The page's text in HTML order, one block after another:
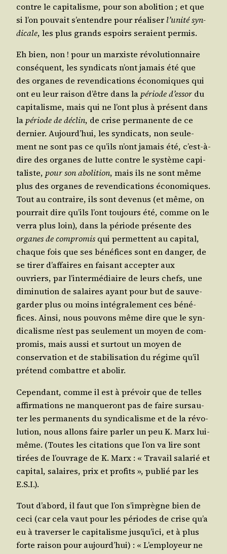
contre le capi­ta­lisme, pour son abo­li­tion ; et que
si l’on pou­vait s’en­tendre pour réa­li­ser l’u­ni­té syn­
di­cale, les plus grands espoirs seraient permis.
Eh bien, non ! pour un mar­xiste révo­lu­tion­naire
consé­quent, les syn­di­cats n’ont jamais été que
des organes de reven­di­ca­tions éco­no­miques qui
ont eu leur rai­son d’être dans la période d’es­sor du
capi­ta­lisme, mais qui ne l’ont plus à pré­sent dans
la période de déclin, de crise per­ma­nente de ce
der­nier. Aujourd’­hui, les syn­di­cats, non seule­
ment ne sont pas ce qu’ils n’ont jamais été, c’est-à-
dire des organes de lutte contre le sys­tème capi­
ta­liste, pour son abo­li­tion, mais ils ne sont même
plus des organes de reven­di­ca­tions éco­no­miques.
Tout au contraire, ils sont deve­nus (et même, on
pour­rait dire qu’ils l’ont tou­jours été, comme on le
ver­ra plus loin), dans la période pré­sente des
organes de com­pro­mis qui per­mettent au capi­tal,
chaque fois que ses béné­fices sont en dan­ger, de
se tirer d’af­faires en fai­sant accep­ter aux
ouvriers, par l’in­ter­mé­diaire de leurs chefs, une
dimi­nu­tion de salaires ayant pour but de sau­ve­
gar­der plus ou moins inté­gra­le­ment ces béné­
fices. Ain­si, nous pou­vons même dire que le syn­
di­ca­lisme n’est pas seule­ment un moyen de com­
pro­mis, mais aus­si et sur­tout un moyen de
conser­va­tion et de sta­bi­li­sa­tion du régime qu’il
pré­tend com­battre et abolir.
Cepen­dant, comme il est à pré­voir que de telles
affir­ma­tions ne man­que­ront pas de faire sur­sau­
ter les per­ma­nents du syn­di­ca­lisme et de la révo­
lu­tion, nous allons faire par­ler un peu K. Marx lui-
même. (Toutes les cita­tions que l’on va lire sont
tirées de l’ou­vrage de K. Marx : « Tra­vail sala­rié et
capi­tal, salaires, prix et pro­fits », publié par les
E.S.I.).
Tout d’a­bord, il faut que l’on s’im­prègne bien de
ceci (car cela vaut pour les périodes de crise qu’a
eu à tra­ver­ser le capi­ta­lisme jus­qu’i­ci, et à plus
forte rai­son pour aujourd’­hui) : « L’employeur ne